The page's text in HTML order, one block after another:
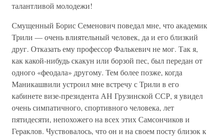
талантливой молодежи!
Смущенный Борис Семенович поведал мне, что академик
Трили — очень влиятельный человек, да и его близкий
друг. Отказать ему профессор Фалькевич не мог. Так я,
как какой-нибудь скакун или борзой пес, был передан от
одного «феодала» другому. Тем более позже, когда
Маникашвили устроил мне встречу с Трили в его
кабинете визе-президента АН Грузинской ССР, я увидел
очень симпатичного, спортивного человека, лет
пятидесяти, непохожего на всех этих Самсончиков и
Гераклов. Чуствовалось, что он и на своем посту близок к